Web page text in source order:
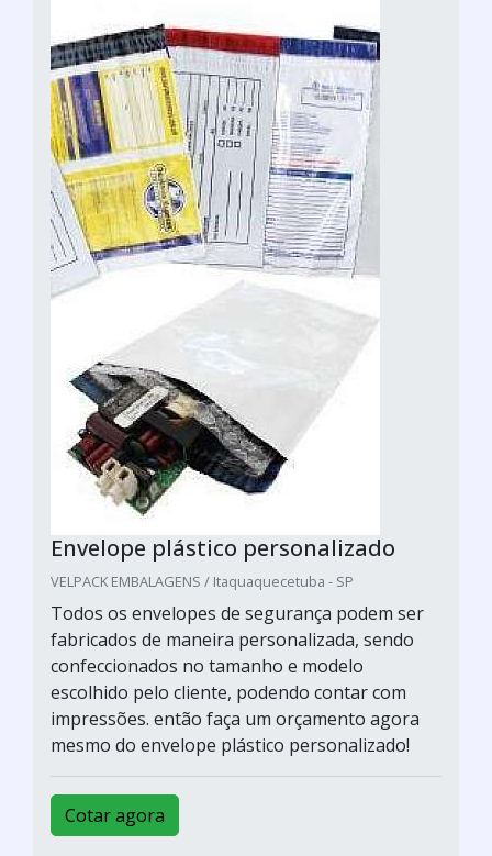
Envelope plástico personalizado
VELPACK EMBALAGENS / Itaquaquecetuba - SP
Todos os envelopes de segurança podem ser
fabricados de maneira personalizada, sendo
confeccionados no tamanho e modelo
escolhido pelo cliente, podendo contar com
impressões. então faça um orçamento agora
mesmo do envelope plástico personalizado!
Cotar agora